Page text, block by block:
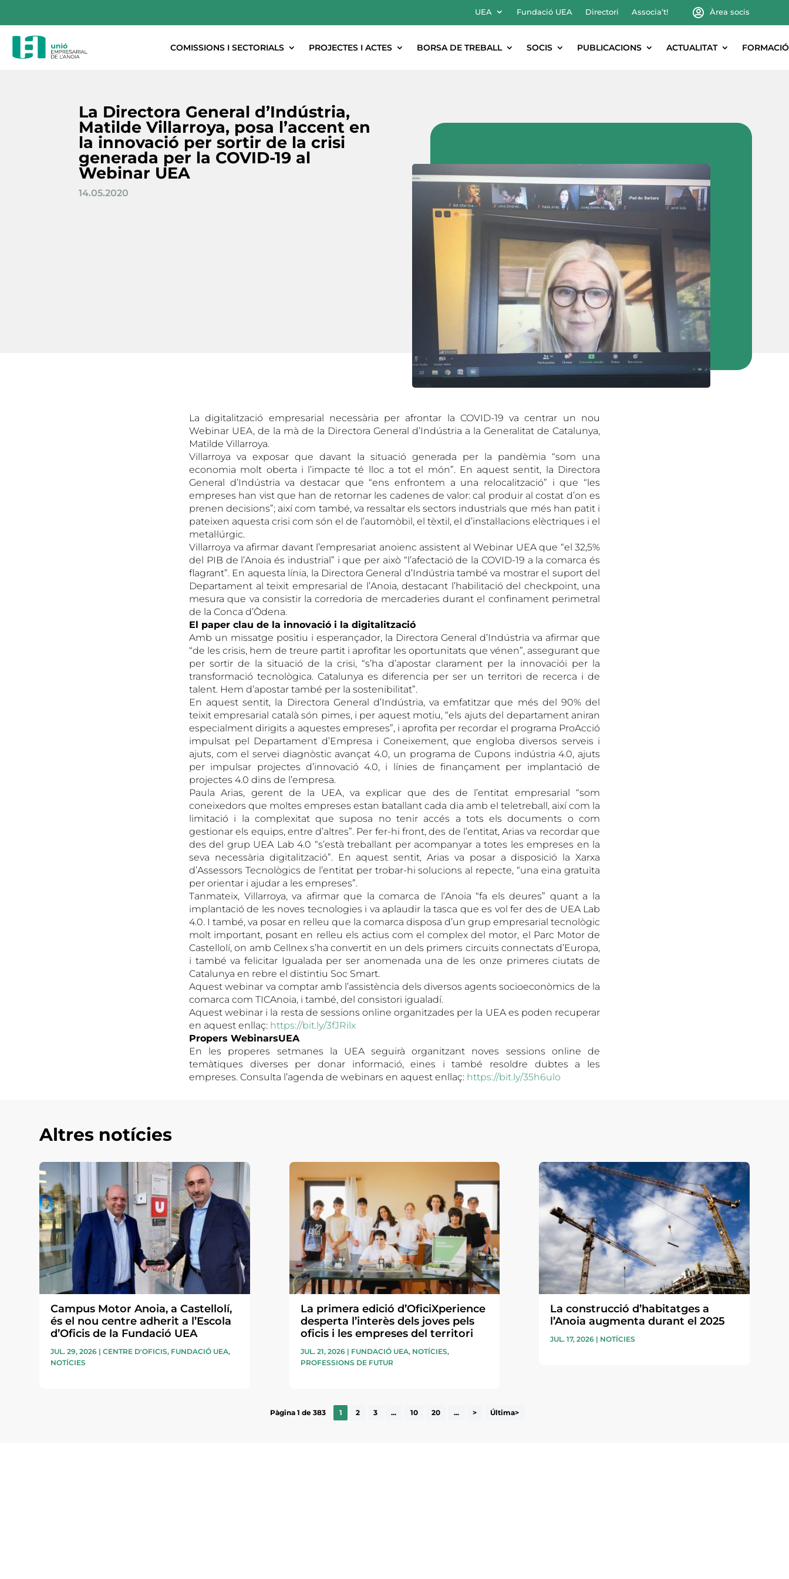
UEA Fundació UEA Directori Associa’t! Àrea socis
COMISSIONS I SECTORIALS PROJECTES I ACTES BORSA DE TREBALL SOCIS PUBLICACIONS ACTUALITAT FORMACIÓ
La Directora General d’Indústria,
Matilde Villarroya, posa l’accent en
la innovació per sortir de la crisi
generada per la COVID-19 al
Webinar UEA
14.05.2020
La digitalització empresarial necessària per afrontar la COVID-19 va centrar un nou
Webinar UEA, de la mà de la Directora General d’Indústria a la Generalitat de Catalunya,
Matilde Villarroya.
Villarroya va exposar que davant la situació generada per la pandèmia “som una
economia molt oberta i l’impacte té lloc a tot el món”. En aquest sentit, la Directora
General d’Indústria va destacar que “ens enfrontem a una relocalització” i que “les
empreses han vist que han de retornar les cadenes de valor: cal produir al costat d’on es
prenen decisions”; així com també, va ressaltar els sectors industrials que més han patit i
pateixen aquesta crisi com són el de l’automòbil, el tèxtil, el d’instal·lacions elèctriques i el
metal·lúrgic.
Villarroya va afirmar davant l’empresariat anoienc assistent al Webinar UEA que “el 32,5%
del PIB de l’Anoia és industrial” i que per això “l’afectació de la COVID-19 a la comarca és
flagrant”. En aquesta línia, la Directora General d’Indústria també va mostrar el suport del
Departament al teixit empresarial de l’Anoia, destacant l’habilitació del checkpoint, una
mesura que va consistir la corredoria de mercaderies durant el confinament perimetral
de la Conca d’Òdena.
El paper clau de la innovació i la digitalització
Amb un missatge positiu i esperançador, la Directora General d’Indústria va afirmar que
“de les crisis, hem de treure partit i aprofitar les oportunitats que vénen”, assegurant que
per sortir de la situació de la crisi, “s’ha d’apostar clarament per la innovaciói per la
transformació tecnològica. Catalunya es diferencia per ser un territori de recerca i de
talent. Hem d’apostar també per la sostenibilitat”.
En aquest sentit, la Directora General d’Indústria, va emfatitzar que més del 90% del
teixit empresarial català són pimes, i per aquest motiu, “els ajuts del departament aniran
especialment dirigits a aquestes empreses”, i aprofita per recordar el programa ProAcció
impulsat pel Departament d’Empresa i Coneixement, que engloba diversos serveis i
ajuts, com el servei diagnòstic avançat 4.0, un programa de Cupons indústria 4.0, ajuts
per impulsar projectes d’innovació 4.0, i línies de finançament per implantació de
projectes 4.0 dins de l’empresa.
Paula Arias, gerent de la UEA, va explicar que des de l’entitat empresarial “som
coneixedors que moltes empreses estan batallant cada dia amb el teletreball, així com la
limitació i la complexitat que suposa no tenir accés a tots els documents o com
gestionar els equips, entre d’altres”. Per fer-hi front, des de l’entitat, Arias va recordar que
des del grup UEA Lab 4.0 “s’està treballant per acompanyar a totes les empreses en la
seva necessària digitalització”. En aquest sentit, Arias va posar a disposició la Xarxa
d’Assessors Tecnològics de l’entitat per trobar-hi solucions al repecte, “una eina gratuïta
per orientar i ajudar a les empreses”.
Tanmateix, Villarroya, va afirmar que la comarca de l’Anoia “fa els deures” quant a la
implantació de les noves tecnologies i va aplaudir la tasca que es vol fer des de UEA Lab
4.0. I també, va posar en relleu que la comarca disposa d’un grup empresarial tecnològic
molt important, posant en relleu els actius com el complex del motor, el Parc Motor de
Castellolí, on amb Cellnex s’ha convertit en un dels primers circuits connectats d’Europa,
i també va felicitar Igualada per ser anomenada una de les onze primeres ciutats de
Catalunya en rebre el distintiu Soc Smart.
Aquest webinar va comptar amb l’assistència dels diversos agents socioeconòmics de la
comarca com TICAnoia, i també, del consistori igualadí.
Aquest webinar i la resta de sessions online organitzades per la UEA es poden recuperar
en aquest enllaç: https://bit.ly/3fJRilx
Propers WebinarsUEA
En les properes setmanes la UEA seguirà organitzant noves sessions online de
temàtiques diverses per donar informació, eines i també resoldre dubtes a les
empreses. Consulta l’agenda de webinars en aquest enllaç: https://bit.ly/35h6ulo
Altres notícies
Campus Motor Anoia, a Castellolí,
és el nou centre adherit a l’Escola
d’Oficis de la Fundació UEA
JUL. 29, 2026 |CENTRE D'OFICIS, FUNDACIÓ UEA,
NOTÍCIES
La primera edició d’OficiXperience
desperta l’interès dels joves pels
oficis i les empreses del territori
JUL. 21, 2026| FUNDACIÓ UEA, NOTÍCIES,
PROFESSIONS DE FUTUR
La construcció d’habitatges a
l’Anoia augmenta durant el 2025
JUL. 17, 2026| NOTÍCIES
Pàgina 1 de 383 1 2 3 ... 10 20 ... > Última>